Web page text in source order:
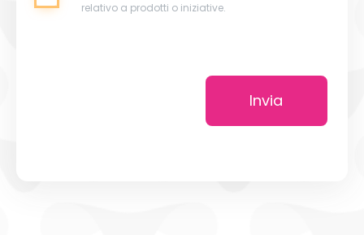
relativo a prodotti o iniziative.
Invia